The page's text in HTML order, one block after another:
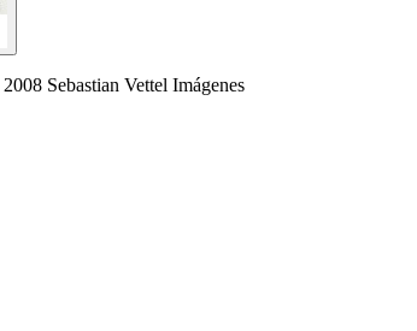
Sebastian Vettel Imágenes